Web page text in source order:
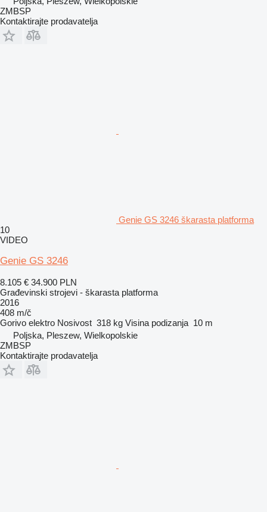
ZMBSP
Kontaktirajte prodavatelja
Genie GS 3246 škarasta platforma
10
VIDEO
Genie GS 3246
8.105 € 34.900 PLN
Građevinski strojevi - škarasta platforma
2016
408 m/č
Gorivo elektro Nosivost 318 kg Visina podizanja 10 m
Poljska, Pleszew, Wielkopolskie
ZMBSP
Kontaktirajte prodavatelja